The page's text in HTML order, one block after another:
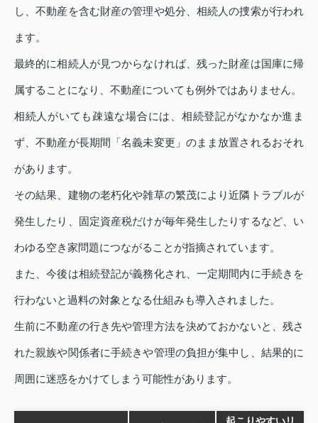
し、不動産を含む財産の管理や処分、相続人の捜索が行われ
ます。
最終的に相続人が見つからなければ、残った財産は国庫に帰
属することになり、不動産についても例外ではありません。
相続人がいても疎遠な場合には、相続登記がなかなか進ま
ず、不動産が長期間「名義未変更」のまま放置されるおそれ
があります。
その結果、建物の老朽化や雑草の繁茂により近隣トラブルが
発生したり、固定資産税だけが毎年発生したりするなど、い
わゆる空き家問題につながることが指摘されています。
また、今後は相続登記が義務化され、一定期間内に手続きを
行わないと過料の対象となる仕組みも導入されました。
生前に不動産の行き先や管理方法を決めておかないと、残さ
れた親族や関係者に手続きや管理の負担が集中し、結果的に
周囲に迷惑をかけてしまう可能性があります。
起こりやすいリ